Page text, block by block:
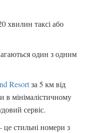
хвилин таксі або
один з одним
Resortза 5 км від
в мінімалістичному
сервіс.
це стильні номери з